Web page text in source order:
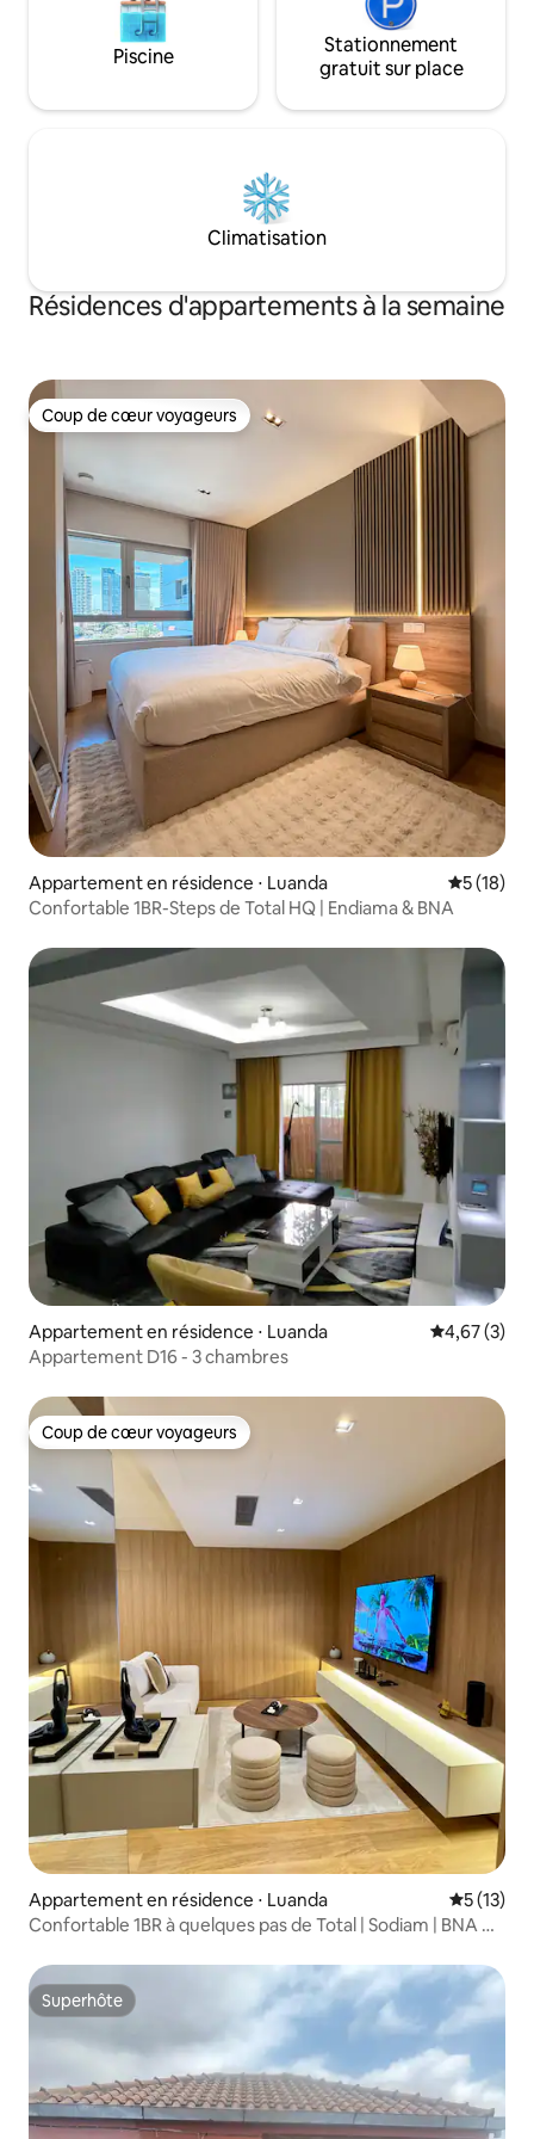
Piscine
Stationnement
gratuit sur place
Climatisation
Résidences d'appartements à la semaine
Coup de cœur voyageurs
Coup de cœur voyageurs
Appartement en résidence ⋅ Luanda
5 (18)
Confortable 1BR-Steps de Total HQ | Endiama & BNA
Appartement en résidence ⋅ Luanda Évaluation
4,67 (3)
Appartement D16 - 3 chambres
Coup de cœur voyageurs
Coup de cœur voyageurs
Appartement en résidence ⋅ Luanda
5 (13)
Confortable 1BR à quelques pas de Total | Sodiam | BNA &
Superhôte
Superhôte